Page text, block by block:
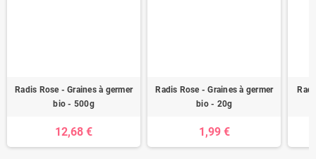
Radis Rose - Graines à germer
bio - 500g
12,68 €
Radis Rose - Graines à germer
bio - 20g
1,99 €